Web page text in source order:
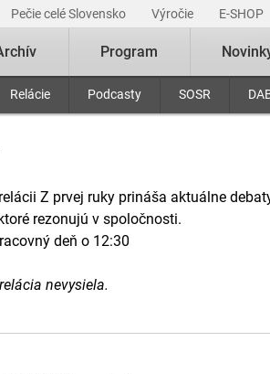
Pečie celé Slovensko Výročie E-SHOP
Relácie Podcasty SOSR
Program
Z prvej ruky prináša aktuálne
rezonujú v spoločnosti.
deň o 12:30
nevysiela.